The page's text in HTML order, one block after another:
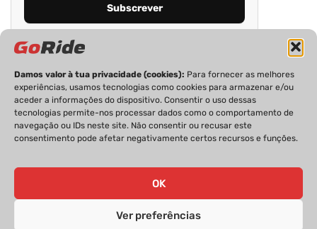
Damos valor à tua privacidade (cookies): Para fornecer as melhores
experiências, usamos tecnologias como cookies para armazenar e/ou
aceder a informações do dispositivo. Consentir o uso dessas
tecnologias permite-nos processar dados como o comportamento de
navegação ou IDs neste site. Não consentir ou recusar este
consentimento pode afetar negativamente certos recursos e funções.
OK
Ver preferências
PRIVACIDADE FICHA TÉCNICA
ESTATUTO EDITORIAL